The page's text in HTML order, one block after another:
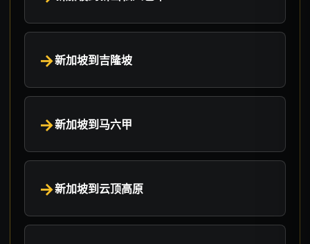
新加坡到吉隆坡
新加坡到马六甲
新加坡到云顶高原